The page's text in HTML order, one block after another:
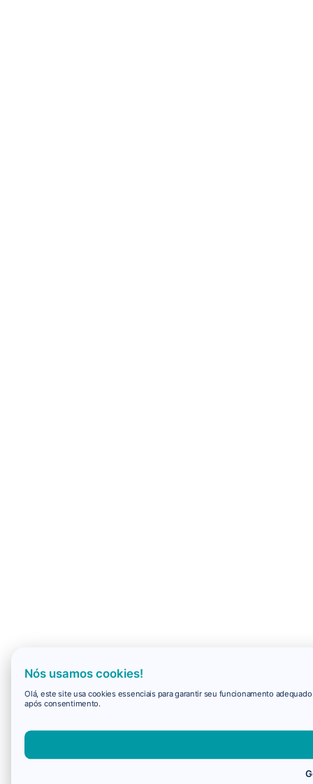
Nós usamos cookies!
Olá, este site usa cookies essenciais para garantir seu funcionamento
após consentimento.